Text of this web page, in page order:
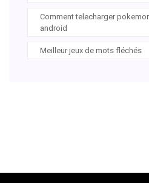
Comment telecharger
android
Meilleur jeux de mots fléchés